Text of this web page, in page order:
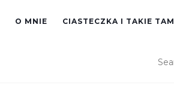
O MNIE CIASTECZKA I TAKIE TAM